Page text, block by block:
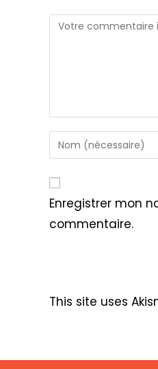
Comment
Enter
your
or
username
to
Enregistrer mon
commentaire.
This site uses